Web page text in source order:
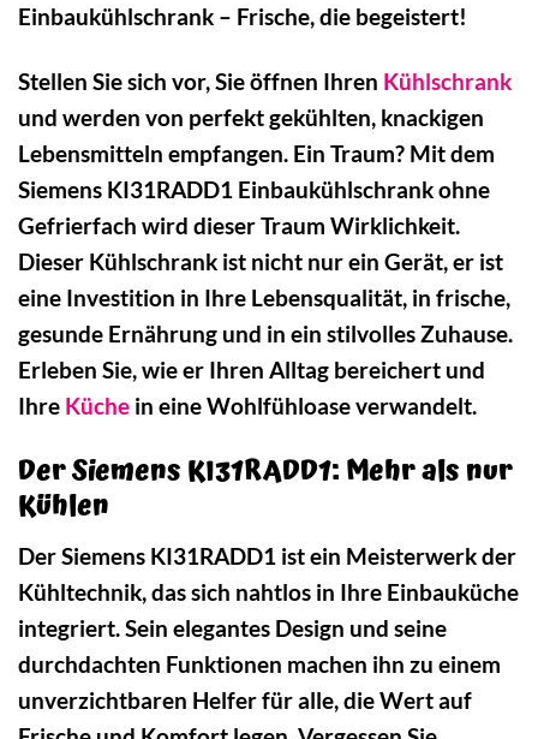
Einbaukühlschrank – Frische, die begeistert!
Stellen Sie sich vor, Sie öffnen Ihren Kühlschrank
und werden von perfekt gekühlten, knackigen
Lebensmitteln empfangen. Ein Traum? Mit dem
Siemens KI31RADD1 Einbaukühlschrank ohne
Gefrierfach wird dieser Traum Wirklichkeit.
Dieser Kühlschrank ist nicht nur ein Gerät, er ist
eine Investition in Ihre Lebensqualität, in frische,
gesunde Ernährung und in ein stilvolles Zuhause.
Erleben Sie, wie er Ihren Alltag bereichert und
Ihre Küche in eine Wohlfühloase verwandelt.
Der Siemens KI31RADD1: Mehr als nur
Kühlen
Der Siemens KI31RADD1 ist ein Meisterwerk der
Kühltechnik, das sich nahtlos in Ihre Einbauküche
integriert. Sein elegantes Design und seine
durchdachten Funktionen machen ihn zu einem
unverzichtbaren Helfer für alle, die Wert auf